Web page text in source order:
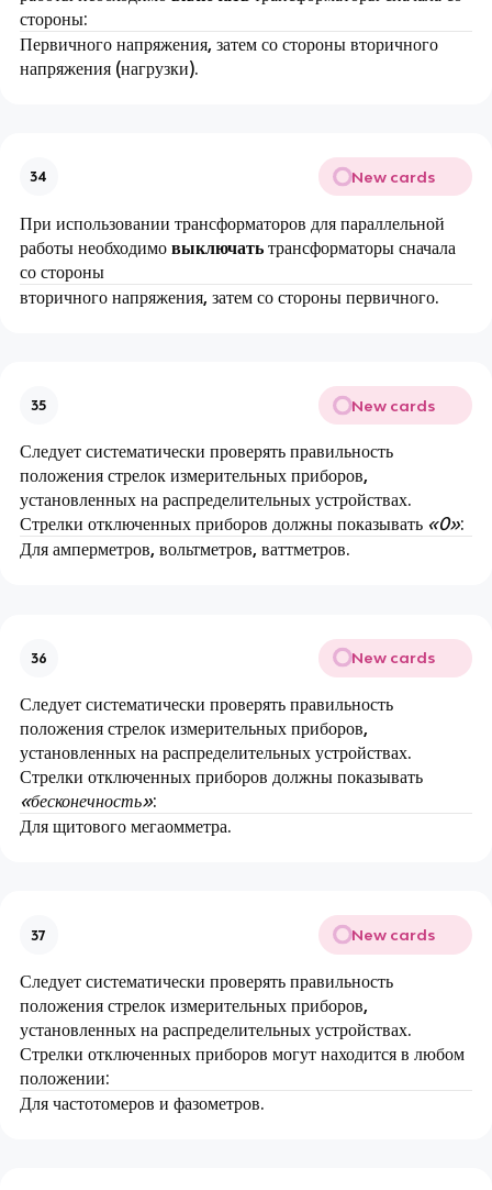
стороны:
Первичного напряжения, затем со стороны вторичного
напряжения (нагрузки).
34 New cards
При использовании трансформаторов для параллельной
работы необходимо выключатьтрансформаторы сначала
со стороны
вторичного напряжения, затем со стороны первичного.
35 New cards
Следует систематически проверять правильность
положения стрелок измерительных приборов,
установленных на распределительных устройствах.
Стрелки отключенных приборов должны показывать «0»:
Для амперметров, вольтметров, ваттметров.
36 New cards
Следует систематически проверять правильность
положения стрелок измерительных приборов,
установленных на распределительных устройствах.
Стрелки отключенных приборов должны показывать
«бесконечность»:
Для щитового мегаомметра.
37 New cards
Следует систематически проверять правильность
положения стрелок измерительных приборов,
установленных на распределительных устройствах.
Стрелки отключенных приборов могут находится в любом
положении:
Для частотомеров и фазометров.